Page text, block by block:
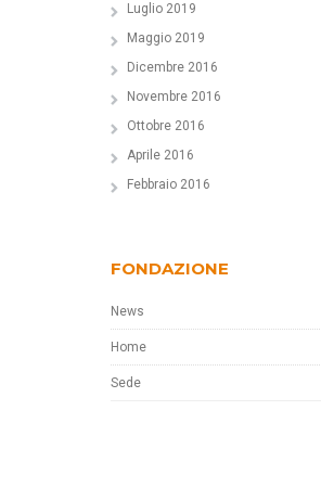
Luglio 2019
Maggio 2019
Dicembre 2016
Novembre 2016
Ottobre 2016
Aprile 2016
Febbraio 2016
FONDAZIONE
News
Home
Sede